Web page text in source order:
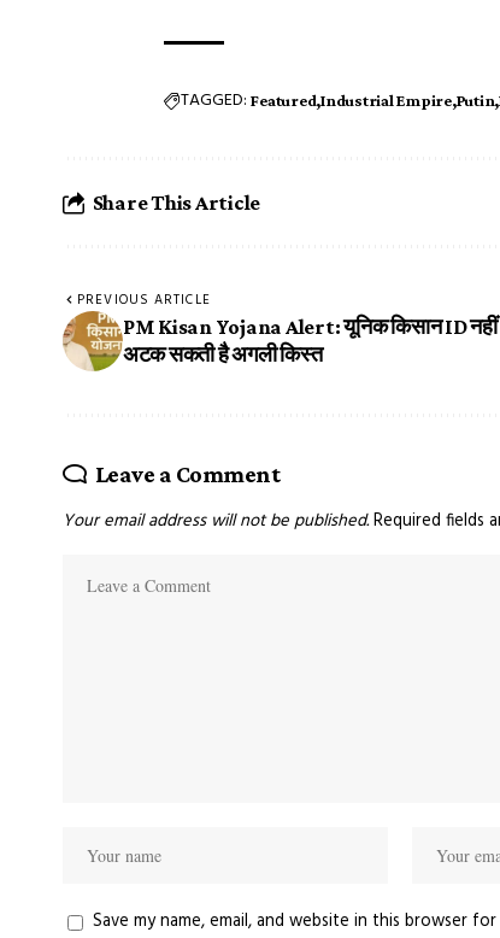
TAGGED: Featured Industrial Empire Putin
Share This Article
PREVIOUS ARTICLE
PM Kisan Yojana Alert: यूनिक किसान ID नहीं
अटक सकती है अगली किस्त
Leave a Comment
Your email address will not be published.Required fields
Save my name, email, and website in this browser